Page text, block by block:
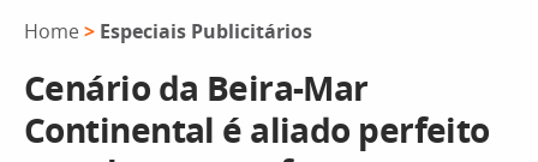
Home > Especiais Publicitários
Cenário da Beira-Mar
Continental é aliado perfeito